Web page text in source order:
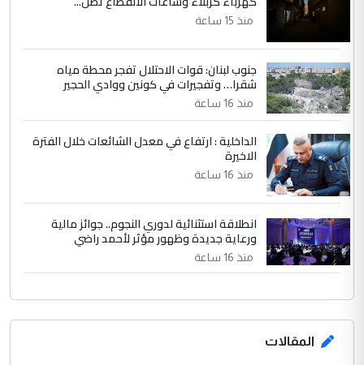
منذ 15 ساعة
جنوب لبنان: قوات الاحتلال تفجر محطة مياه
شقرا… وتفجيرات في كونين ووادي الحجير
منذ 16 ساعة
الداخلية : ارتفاع في معدل الشائعات خلال الفترة
الاخيرة
منذ 16 ساعة
انطلاقة استثنائية لدوري النجوم.. جوائز مالية
ورعاية جديدة وظهور مؤثر لأحمد راضي
منذ 16 ساعة
المقالات